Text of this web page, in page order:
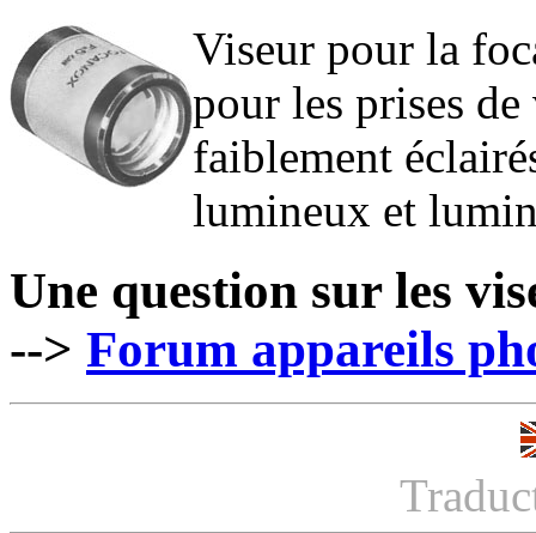
Viseur pour la
pour les prises
faiblement
lumineux et
Une question sur les
--> Forum appareils